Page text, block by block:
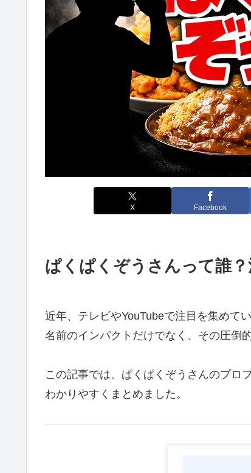
X Facebook
ぱくぱくぞうさんって誰
近年、テレビやYouTubeで注目を集めて
名前のインパクトだけでなく、その圧倒
この記事では、ぱくぱくぞうさんのプロ
わかりやすくまとめました。